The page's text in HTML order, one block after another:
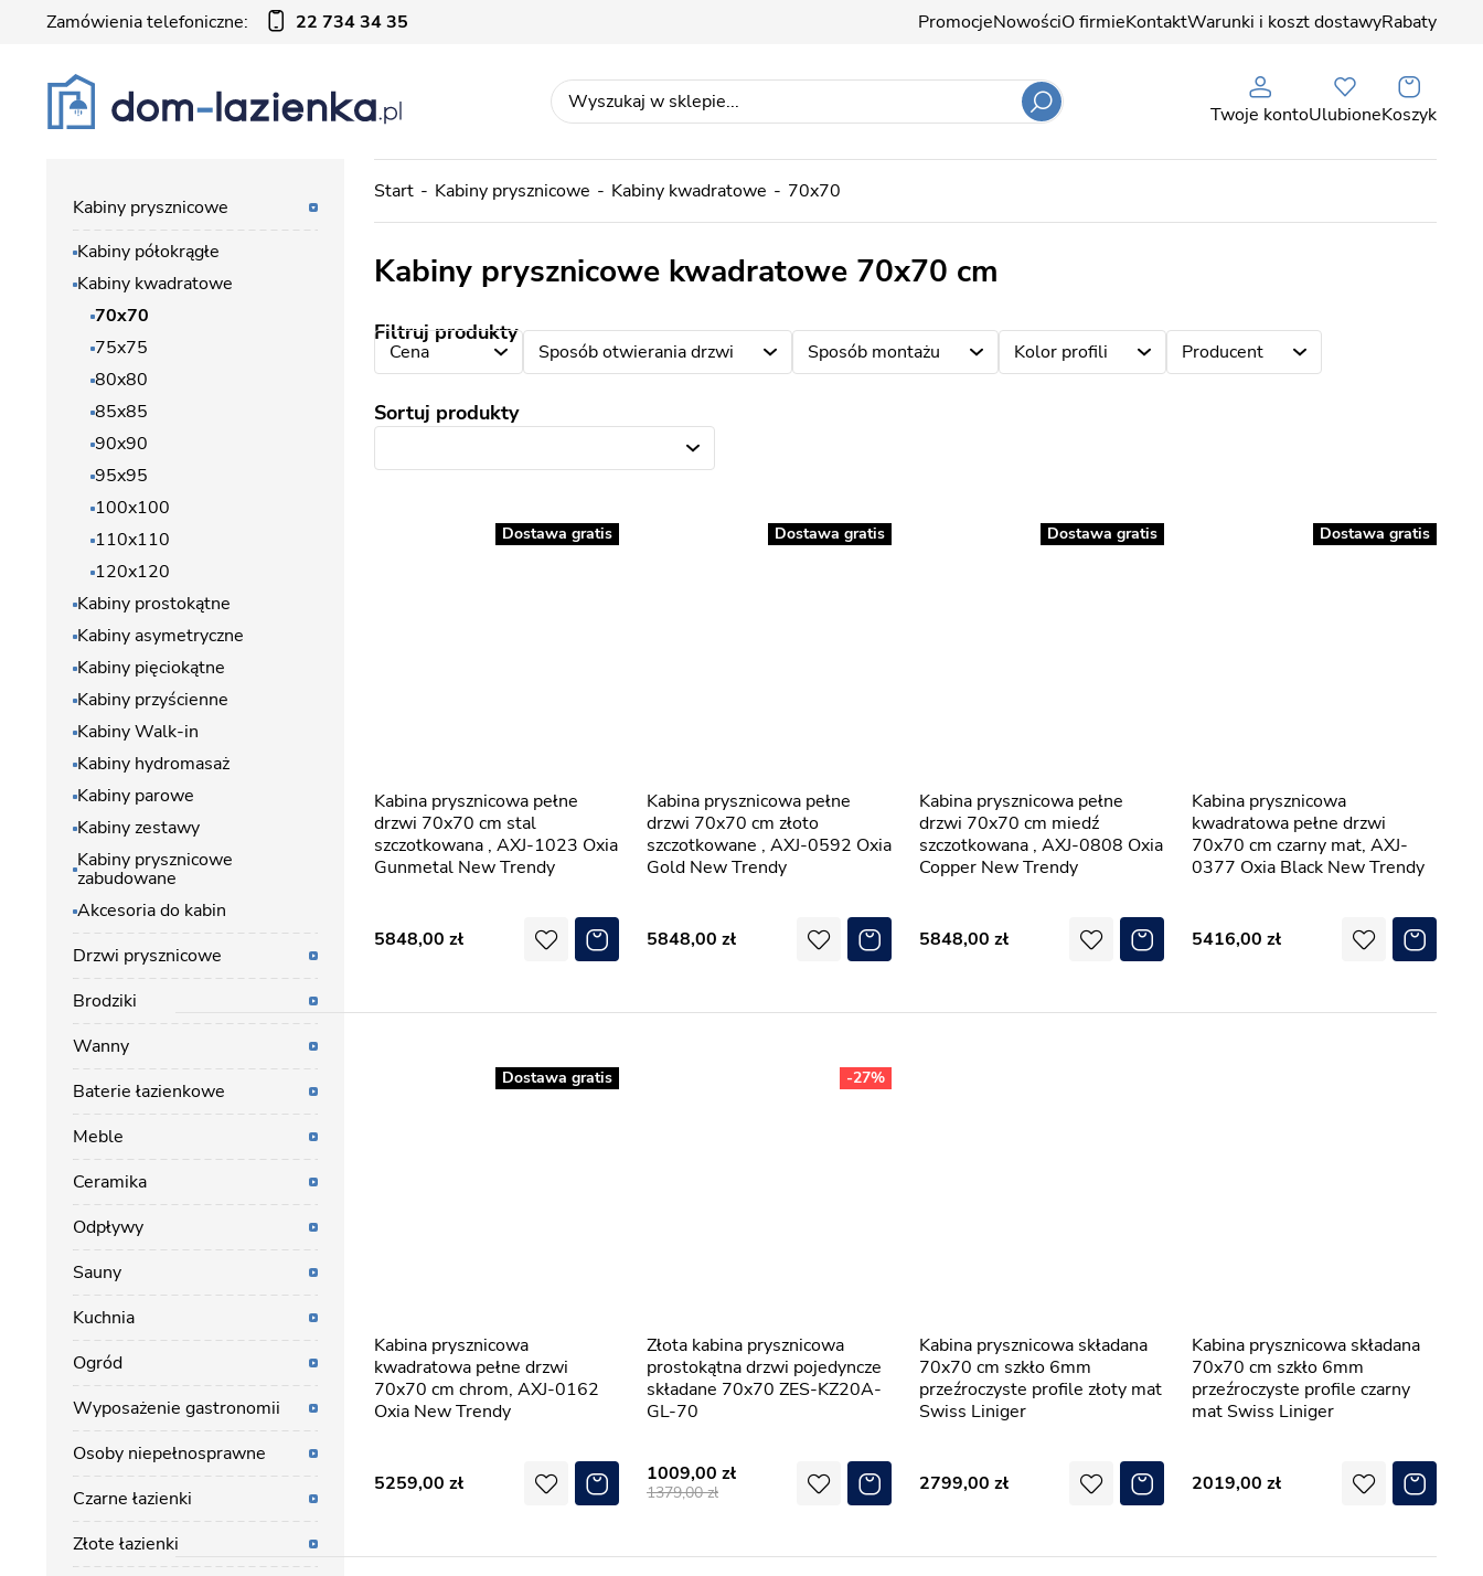
Zamówienia telefoniczne: 22 734 34 35 PromocjeNowościO firmieKontaktWarunki i koszt dostawyRabaty
Twoje kontoUlubioneKoszyk
Start Kabiny prysznicowe Kabiny kwadratowe 70x70
Kabiny prysznicowe kwadratowe 70x70 cm
Filtruj produkty
Cena Sposób otwierania drzwi Sposób montażu Kolor profili Producent
Sortuj produkty
Kabina prysznicowa pełne
drzwi 70x70 cm stal
szczotkowana , AXJ-1023 Oxia
Gunmetal New Trendy
5848,00
Dostawa gratis
Kabina prysznicowa pełne
drzwi 70x70 cm złoto
szczotkowane , AXJ-0592 Oxia
Gold New Trendy
5848,00
Dostawa gratis
Kabina prysznicowa pełne
drzwi 70x70 cm miedź
szczotkowana , AXJ-0808 Oxia
Copper New Trendy
5848,00
Dostawa gratis
Kabina prysznicowa
kwadratowa pełne drzwi
70x70 cm czarny mat, AXJ-
0377 Oxia Black New Trendy
5416,00
Dostawa gratis
Kabina prysznicowa
kwadratowa pełne drzwi
70x70 cm chrom, AXJ-0162
Oxia New Trendy
5259,00
Dostawa gratis
Złota kabina prysznicowa
prostokątna drzwi pojedyncze
składane 70x70 ZES-KZ20A-
GL-70
1009,00
1379,00
-27%
Kabina prysznicowa składana
70x70 cm szkło 6mm
przeźroczyste profile złoty mat
Swiss Liniger
2799,00
Kabina prysznicowa składana
70x70 cm szkło 6mm
przeźroczyste profile czarny
mat Swiss Liniger
2019,00
Kabiny prysznicowe
Kabiny półokrągłe
Kabiny kwadratowe
70x70
75x75
80x80
85x85
90x90
95x95
100x100
110x110
120x120
Kabiny prostokątne
Kabiny asymetryczne
Kabiny pięciokątne
Kabiny przyścienne
Kabiny Walk-in
Kabiny hydromasaż
Kabiny parowe
Kabiny zestawy
Kabiny prysznicowe
zabudowane
Akcesoria do kabin
Drzwi prysznicowe
Brodziki
Wanny
Baterie łazienkowe
Meble
Ceramika
Odpływy
Sauny
Kuchnia
Ogród
Wyposażenie gastronomii
Osoby niepełnosprawne
Czarne łazienki
Złote łazienki